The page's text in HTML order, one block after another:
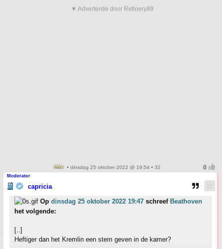
▼ Advertentie door Refinery89
• dinsdag 25 oktober 2022 @ 19:54 • 32
Moderator
capricia
Op dinsdag 25 oktober 2022 19:47 schreef Beathoven
het volgende:
[..]
Heftiger dan het Kremlin een stem geven in de kamer?